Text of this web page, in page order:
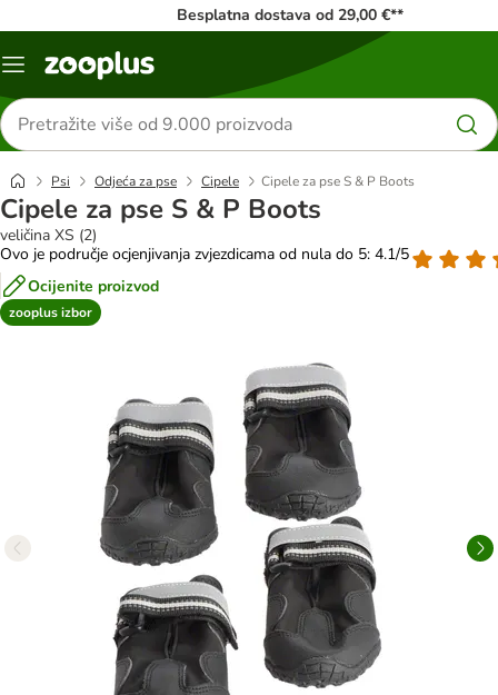
Besplatna dostava od 29,00 €**
Izbornik
Traži
proizvode
Psi Odjeća za pse Cipele Cipele za pse S & P Boots
Cipele za pse S & P Boots
veličina XS (2)
Ovo je područje ocjenjivanja zvjezdicama od nula do 5: 4.1/5
Ocijenite proizvod
zooplus izbor